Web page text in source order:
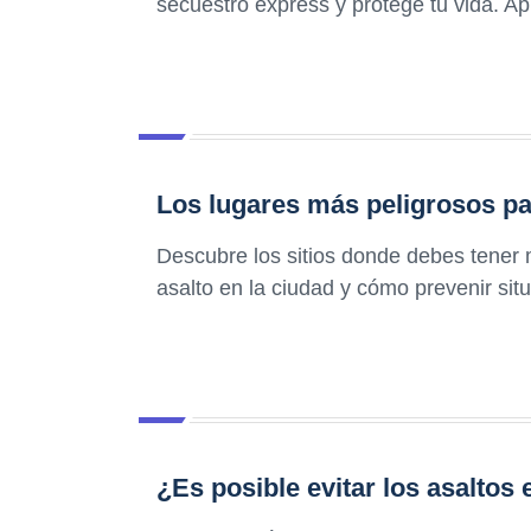
secuestro express y protege tu vida.
Los lugares más peligrosos
Descubre los sitios donde debes
asalto en la ciudad y cómo prevenir
¿Es posible evitar los asaltos